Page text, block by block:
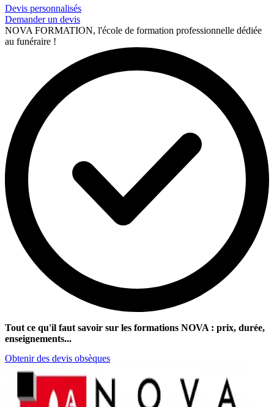
Devis personnalisés
Demander un devis
NOVA FORMATION, l'école de formation professionnelle dédiée
au funéraire !
Tout ce qu'il faut savoir sur les formations NOVA : prix, durée,
enseignements...
Obtenir des devis obsèques